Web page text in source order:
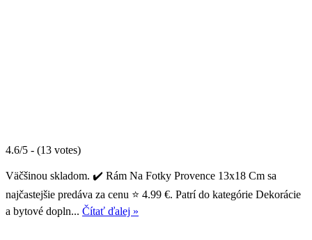
4.6/5 - (13 votes)
Väčšinou skladom. ✔️ Rám Na Fotky Provence 13x18 Cm sa
najčastejšie predáva za cenu ⭐ 4.99 €. Patrí do kategórie Dekorácie
a bytové dopln... Čítať ďalej »